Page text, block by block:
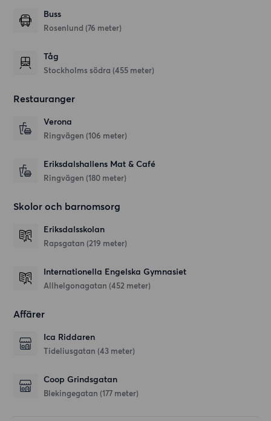
Buss
Rosenlund (76 meter)
Tåg
Stockholms södra (455 meter)
Restauranger
Verona
Ringvägen (106 meter)
Eriksdalshallens Mat & Café
Ringvägen (180 meter)
Skolor och barnomsorg
Eriksdalsskolan
Rapsgatan (219 meter)
Internationella Engelska Gymnasiet
Allhelgonagatan (452 meter)
Affärer
Ica Riddaren
Tideliusgatan (43 meter)
Coop Grindsgatan
Blekingegatan (177 meter)